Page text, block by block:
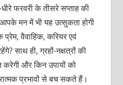
फरवरी के तीसरे सप्ताह की
मन में भी यह उत्सुकता होगी
वैवाहिक, करियर एवं
साथ ही, ग्रहों-नक्षत्रों की
और किन उपायों को
प्रभावों से बच सकते हैं।